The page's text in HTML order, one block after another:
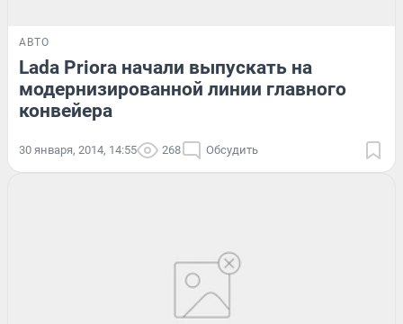
АВТО
Lada Priora начали выпускать на
модернизированной линии главного
конвейера
30 января, 2014, 14:55 268 Обсудить